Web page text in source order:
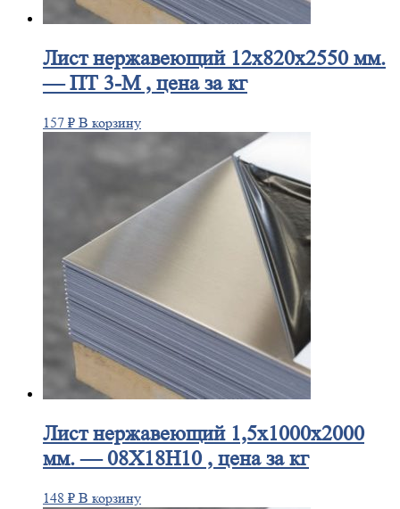
Листнержавеющий 12x820x2550 мм.
— ПТ 3-М , цена за кг
157 ₽ В корзину
Листнержавеющий 1,5x1000x2000
мм. — 08Х18Н10 , цена за кг
148 ₽ В корзину